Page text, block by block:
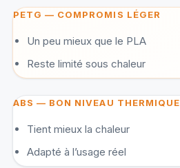
PETG — COMPROMIS LÉGER
Un peu mieux que le PLA
Reste limité sous chaleur
ABS — BON NIVEAU THERMIQUE
Tient mieux la chaleur
Adapté à l’usage réel